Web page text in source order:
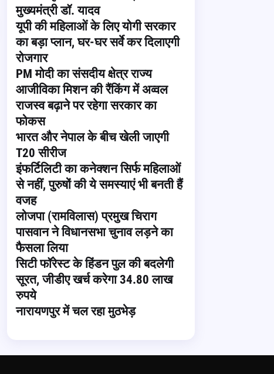
मुख्यमंत्री डॉ. यादव
यूपी की महिलाओं के लिए योगी सरकार
का बड़ा प्लान, घर-घर सर्वे कर दिलाएगी
रोजगार
PM मोदी का संसदीय क्षेत्र राज्य
आजीविका मिशन की रैंकिंग में अव्वल
राजस्व बढ़ाने पर रहेगा सरकार का
फोकस
भारत और नेपाल के बीच खेली जाएगी
T20 सीरीज
इंफर्टिलिटी का कनेक्शन सिर्फ महिलाओं
से नहीं, पुरुषों की ये समस्याएं भी बनती हैं
वजह
लोजपा (रामविलास) प्रमुख चिराग
पासवान ने विधानसभा चुनाव लड़ने का
फैसला लिया
सिटी फॉरेस्ट के हिंडन पुल की बदलेगी
सूरत, जीडीए खर्च करेगा 34.80 लाख
रुपये
नारायणपुर में चल रहा मुठभेड़